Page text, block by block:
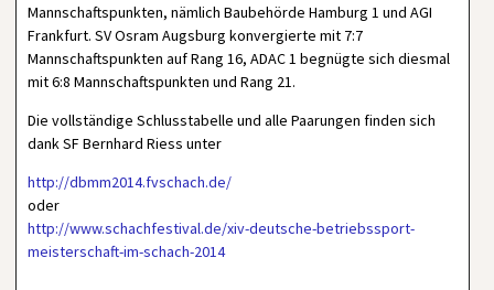
Mannschaftspunkten, nämlich Baubehörde Hamburg 1 und AGI
Frankfurt. SV Osram Augsburg konvergierte mit 7:7
Mannschaftspunkten auf Rang 16, ADAC 1 begnügte sich diesmal
mit 6:8 Mannschaftspunkten und Rang 21.
Die vollständige Schlusstabelle und alle Paarungen finden sich
dank SF Bernhard Riess unter
http://dbmm2014.fvschach.de/
oder
http://www.schachfestival.de/xiv-deutsche-betriebssport-
meisterschaft-im-schach-2014